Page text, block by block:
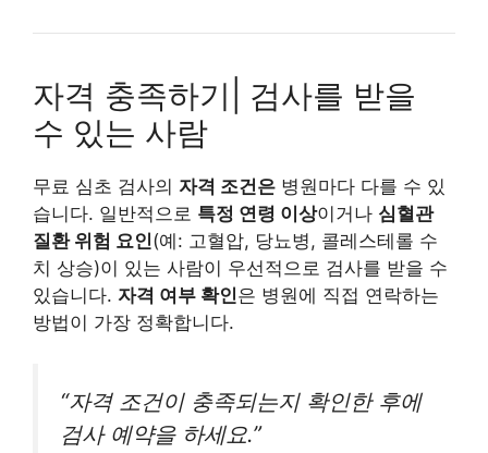
자격 충족하기| 검사를 받을
수 있는 사람
무료 심초 검사의 자격 조건은 병원마다 다를 수 있
습니다. 일반적으로 특정 연령 이상이거나 심혈관
질환 위험 요인(예: 고혈압, 당뇨병, 콜레스테롤 수
치 상승)이 있는 사람이 우선적으로 검사를 받을 수
있습니다. 자격 여부 확인은 병원에 직접 연락하는
방법이 가장 정확합니다.
“자격 조건이 충족되는지 확인한 후에
검사 예약을 하세요.”